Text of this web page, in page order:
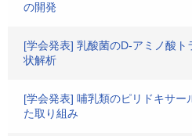
の開発
[学会発表] 乳酸菌のD-アミノ酸
状解析
[学会発表] 哺乳類のピリドキサー
た取り組み